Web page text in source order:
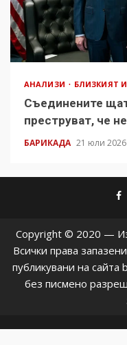
АНАЛИЗИ БЛИЗКИЯТ
Съединените
преструват, че
БАРИКАДА 21 юли 2026
Copyright © 2020 —
Всички права
публикувани на сайта
без писмено